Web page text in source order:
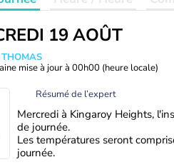
19 AOÛT
mise à jour à 00h00 (heure locale)
Résumé de l’expert
Mercredi à Kingaroy Heights,
de journée.
Les températures seront
journée.